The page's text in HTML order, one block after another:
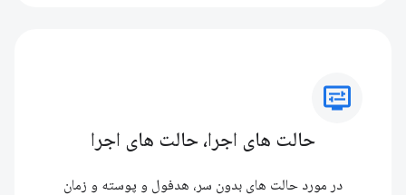
display_settings
حالت های اجرا، حالت های اجرا
در مورد حالت های بدون سر، هدفول و پوسته و زمان